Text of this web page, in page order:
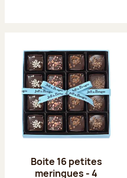
Boite 16 petites
meringues - 4